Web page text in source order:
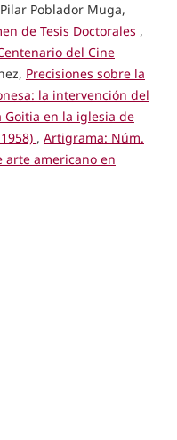
Poblador Muga,
de Tesis Doctorales ,
del Cine
Precisiones sobre la
la intervención del
Goitia en la iglesia de
, Artigrama: Núm.
arte americano en